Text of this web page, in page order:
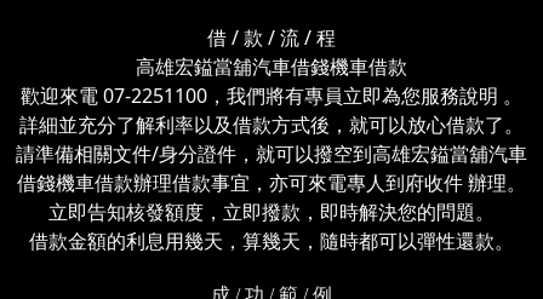
借 / 款 / 流 / 程
高雄宏鎰當舖汽車借錢機車借款
歡迎來電 07-2251100，我們將有專員立即為您服務說明 。
詳細並充分了解利率以及借款方式後，就可以放心借款了。
請準備相關文件/身分證件，就可以撥空到高雄宏鎰當舖汽車
借錢機車借款辦理借款事宜，亦可來電專人到府收件 辦理。
立即告知核發額度，立即撥款，即時解決您的問題。
借款金額的利息用幾天，算幾天，隨時都可以彈性還款。
成 / 功 / 範 / 例